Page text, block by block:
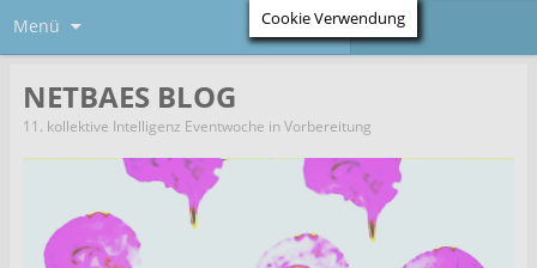
Menü
NETBAES BLOG
11. kollektive Intelligenz Eventwoche in Vorbereitung
Cookie Verwendung